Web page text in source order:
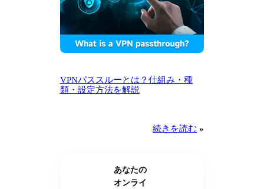
VPNパススルーとは？仕組み・種
類・設定方法を解説
続きを読む »
あなたの
オンライ